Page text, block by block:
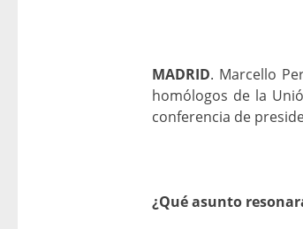
MADRID. Marcello
homólogos de la
conferencia de
¿Qué asunto